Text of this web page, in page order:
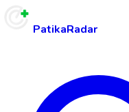
PatikaRadar